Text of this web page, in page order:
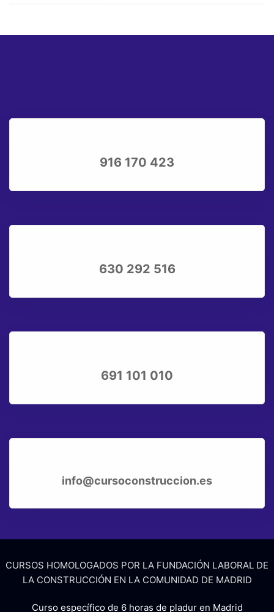
916 170 423
630 292 516
691 101 010
info@cursoconstruccion.es
CURSOS HOMOLOGADOS POR LA FUNDACIÓN LABORAL DE
LA CONSTRUCCIÓN EN LA COMUNIDAD DE MADRID
Curso específico de 6 horas de pladur en Madrid